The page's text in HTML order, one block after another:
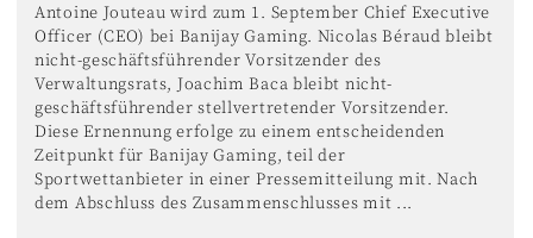
Antoine Jouteau wird zum 1. September Chief Executive
Officer (CEO) bei Banijay Gaming. Nicolas Béraud bleibt
nicht-geschäftsführender Vorsitzender des
Verwaltungsrats, Joachim Baca bleibt nicht-
geschäftsführender stellvertretender Vorsitzender.
Diese Ernennung erfolge zu einem entscheidenden
Zeitpunkt für Banijay Gaming, teil der
Sportwettanbieter in einer Pressemitteilung mit. Nach
dem Abschluss des Zusammenschlusses mit ...